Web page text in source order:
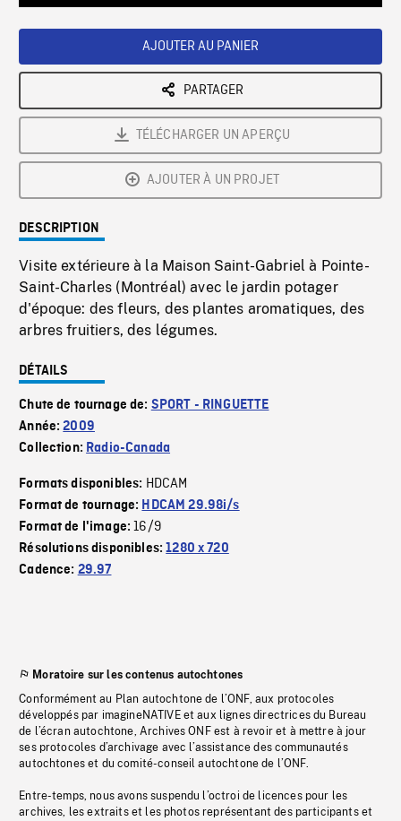
AJOUTER AU PANIER
PARTAGER
TÉLÉCHARGER UN APERÇU
AJOUTER À UN PROJET
DESCRIPTION
Visite extérieure à la Maison Saint-Gabriel à Pointe-
Saint-Charles (Montréal) avec le jardin potager
d'époque: des fleurs, des plantes aromatiques, des
arbres fruitiers, des légumes.
DÉTAILS
Chute de tournage de: SPORT - RINGUETTE
Année:2009
Collection: Radio-Canada
Formats disponibles: HDCAM
Format de tournage: HDCAM 29.98i/s
Format de l'image:16/9
Résolutions disponibles:1280 x 720
Cadence: 29.97
Moratoire sur les contenus autochtones
Conformément au Plan autochtone de l’ONF, aux protocoles
développés par imagineNATIVE et aux lignes directrices du Bureau
de l’écran autochtone, Archives ONF est à revoir et à mettre à jour
ses protocoles d’archivage avec l’assistance des communautés
autochtones et du comité-conseil autochtone de l’ONF.
Entre-temps, nous avons suspendu l’octroi de licences pour les
archives, les extraits et les photos représentant des participants et